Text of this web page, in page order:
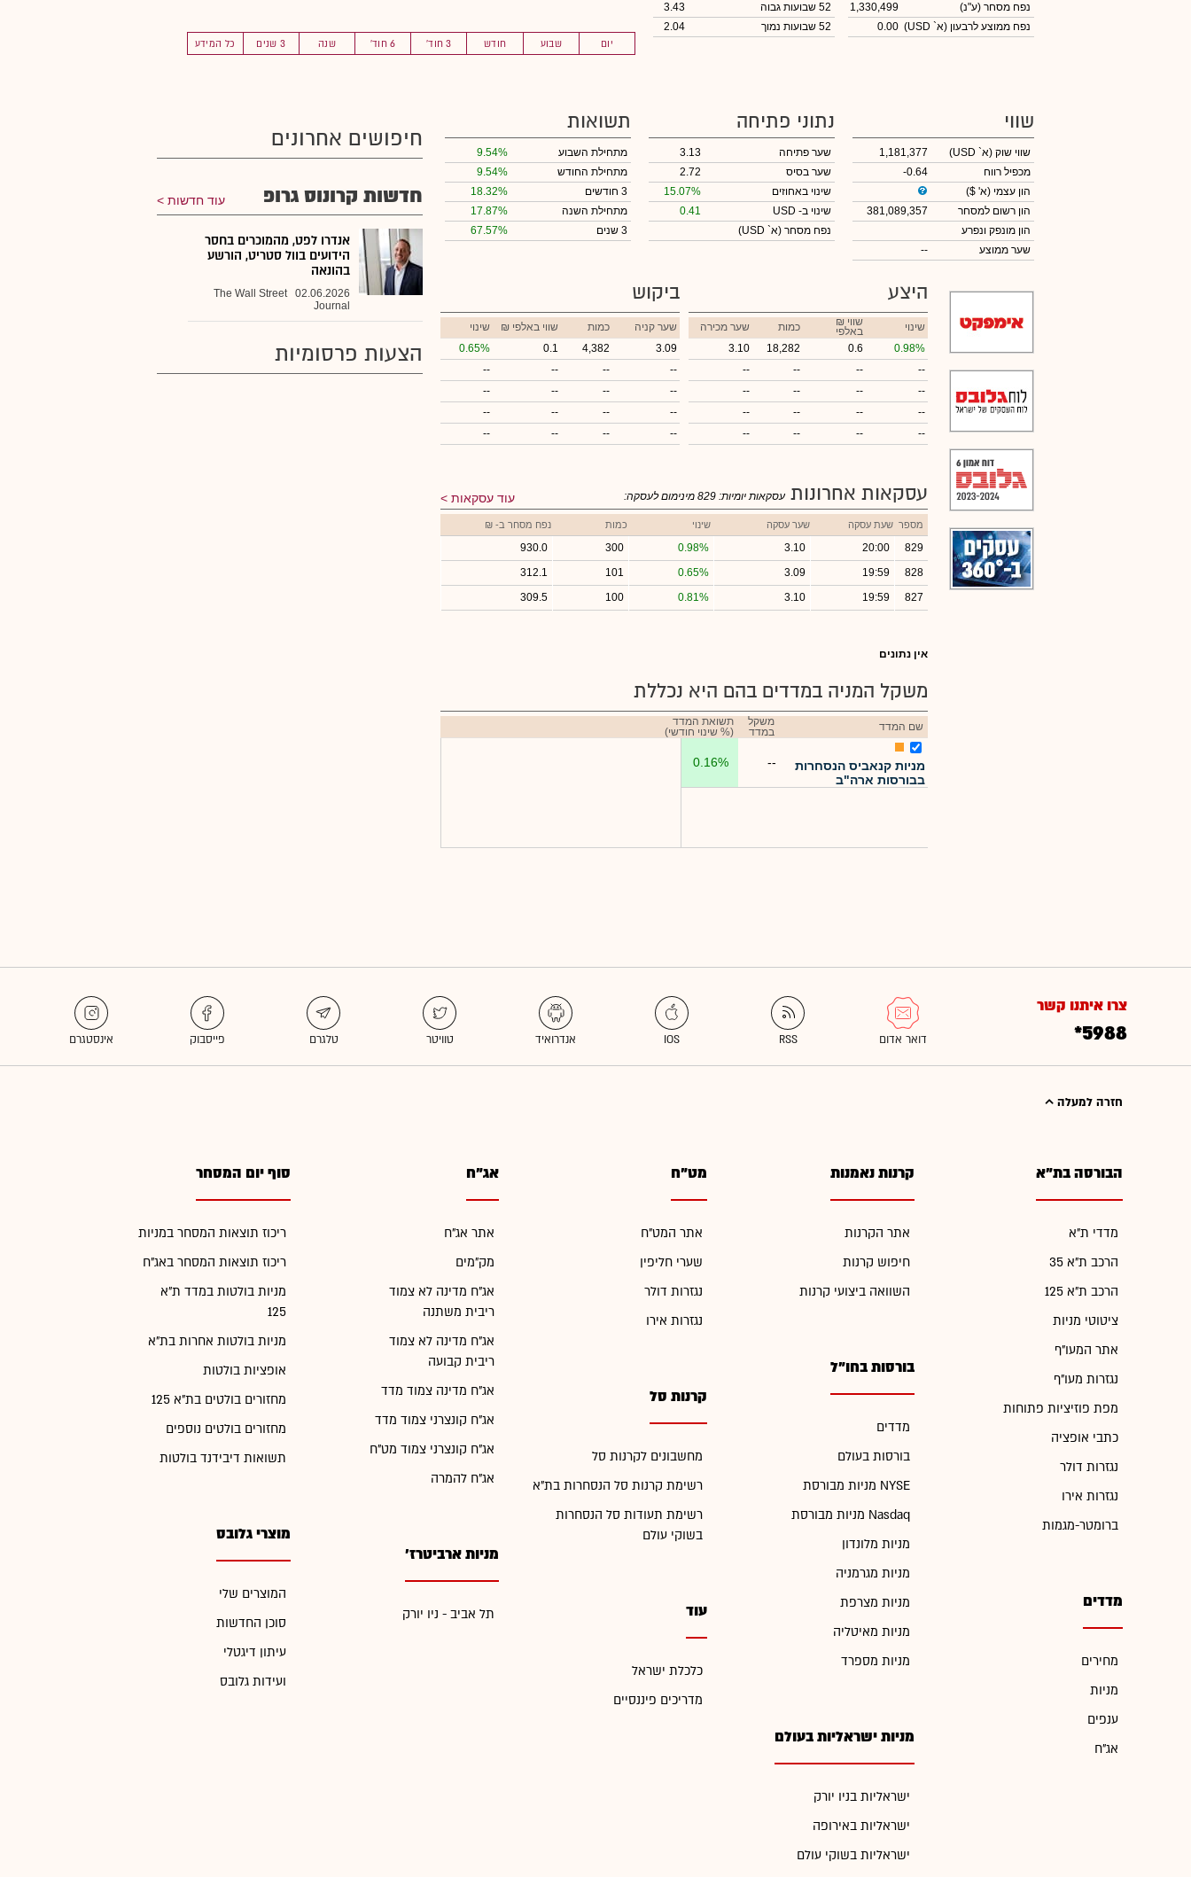
יום שבוע חודש 3 חוד' 6 חוד' שנה 3 שנים כל המידע
נפח מסחר (ע"נ)
1,330,499
נפח ממוצע לרבעון (א` USD)
0.00
52 שבועות גבוה
3.43
52 שבועות נמוך
2.04
שווי
שווי שוק (א` USD)
1,181,377
מכפיל רווח
-0.64
הון עצמי (א' $)
הון רשום למסחר
381,089,357
הון מונפק ונפרע
שער ממוצע
--
נתוני פתיחה
שער פתיחה
3.13
שער בסיס
2.72
שינוי באחוזים
15.07%
שינוי ב- USD
0.41
נפח מסחר (א` USD)
תשואות
מתחילת השבוע
9.54%
מתחילת החודש
9.54%
3 חודשים
18.32%
מתחילת השנה
17.87%
3 שנים
67.57%
היצע
שינוי ₪ שווי
באלפי כמות
שער מכירה
0.98%
0.6
18,282
3.10
--
--
--
--
--
--
--
--
--
--
--
--
--
--
--
--
ביקוש
שער קניה כמות ₪ שווי באלפי
שינוי
3.09
4,382
0.1
0.65%
--
--
--
--
--
--
--
--
--
--
--
--
--
--
--
--
עסקאות אחרונות עוד עסקאות עסקאות יומיות: 829 מינימום לעסקה:
מספר שעת עסקה שער עסקה שינוי כמות נפח מסחר ב- ₪
829
20:00
3.10
0.98%
300
930.0
828
19:59
3.09
0.65%
101
312.1
827
19:59
3.10
0.81%
100
309.5
אין נתונים
משקל המניה במדדים בהם היא נכללת
שם המדד
משקל
במדד
תשואת המדד
(% שינוי חודשי)
מניות קנאביס הנסחרות
בבורסות ארה"ב
--
0.16%
חיפושים אחרונים
חדשות קרונוס גרופ עוד חדשות
אנדרו לפט, מהמוכרים בחסר
הידועים בוול סטריט, הורשע
בהונאה
02.06.2026
The Wall Street
Journal
הצעות פרסומיות
צרו איתנו קשר
*5988
חזרה למעלה
הבורסה בת"א
מדדי ת"א
הרכב ת"א 35
הרכב ת"א 125
ציטוטי מניות
אתר המעו"ף
נגזרות מעו"ף
מפת פוזיציות פתוחות
כתבי אופציה
נגזרות דולר
נגזרות אירו
ברומטר-מגמות
מדדים
מחירים
מניות
ענפים
אג"ח
קרנות נאמנות
אתר הקרנות
חיפוש קרנות
השוואה ביצועי קרנות
בורסות בחו"ל
מדדים
בורסות בעולם
מניות מבורסת NYSE
מניות מבורסת Nasdaq
מניות מלונדון
מניות מגרמניה
מניות מצרפת
מניות מאיטליה
מניות מספרד
מניות ישראליות בעולם
ישראליות בניו יורק
ישראליות באירופה
ישראליות בשוקי עולם
מט"ח
אתר המט"ח
שערי חליפין
נגזרות דולר
נגזרות אירו
קרנות סל
מחשבונים לקרנות סל
רשימת קרנות סל הנסחרות בת"א
רשימת תעודות סל הנסחרות
בשוקי עולם
עוד
כלכלת ישראל
מדריכים פיננסיים
אג"ח
אתר אג"ח
מק"מים
אג"ח מדינה לא צמוד
ריבית משתנה
אג"ח מדינה לא צמוד
ריבית קבועה
אג"ח מדינה צמוד מדד
אג"ח קונצרני צמוד מדד
אג"ח קונצרני צמוד מט"ח
אג"ח להמרה
מניות ארביטרז'
תל אביב - ניו יורק
סוף יום המסחר
ריכוז תוצאות המסחר במניות
ריכוז תוצאות המסחר באג"ח
מניות בולטות במדד ת"א
125
מניות בולטות אחרות בת"א
אופציות בולטות
מחזורים בולטים בת"א 125
מחזורים בולטים נוספים
תשואות דיבידנד בולטות
מוצרי גלובס
המוצרים שלי
סוכן החדשות
עיתון דיגטלי
ועידות גלובס